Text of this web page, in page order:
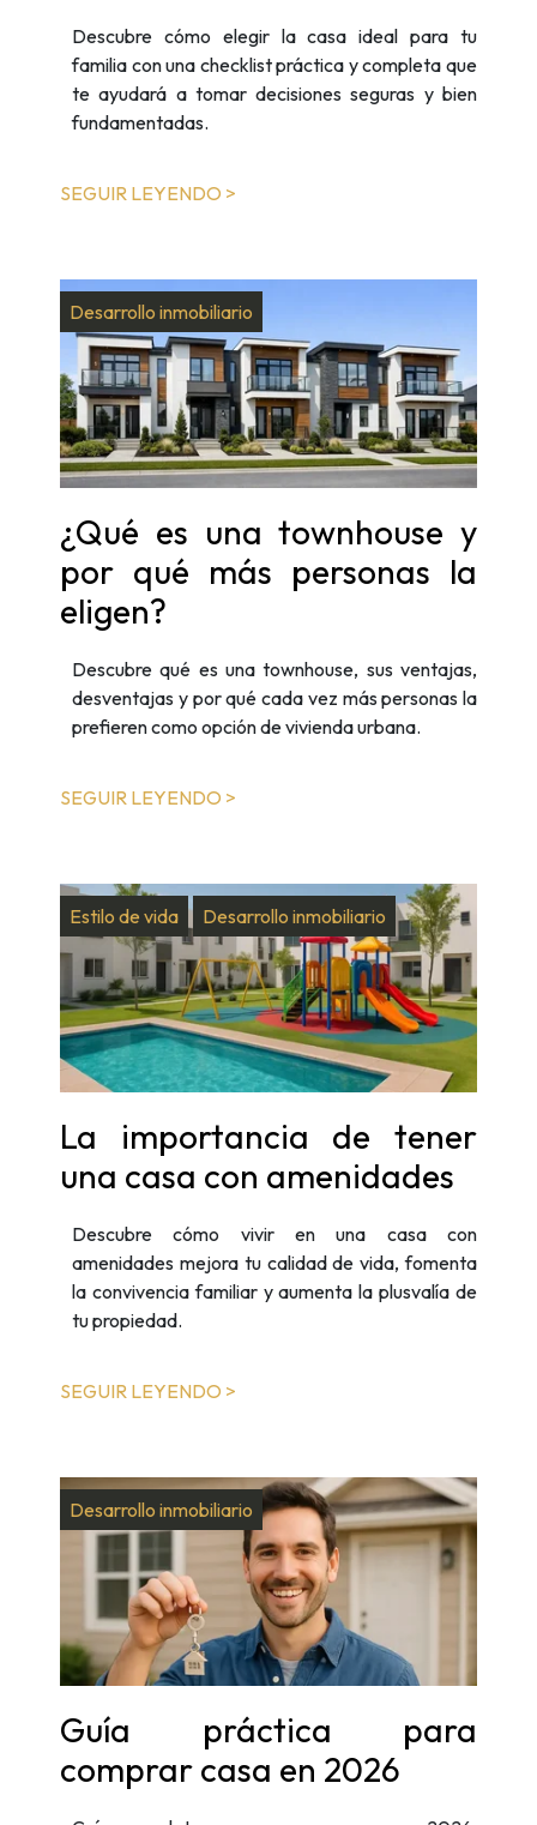
Descubre cómo elegir la casa ideal para tu
familia con una checklist práctica y completa que
te ayudará a tomar decisiones seguras y bien
fundamentadas.
SEGUIR LEYENDO >
Desarrollo inmobiliario
¿Qué es una townhouse y
por qué más personas la
eligen?
Descubre qué es una townhouse, sus ventajas,
desventajas y por qué cada vez más personas la
prefieren como opción de vivienda urbana.
SEGUIR LEYENDO >
Estilo de vida Desarrollo inmobiliario
La importancia de tener
una casa con amenidades
Descubre cómo vivir en una casa con
amenidades mejora tu calidad de vida, fomenta
la convivencia familiar y aumenta la plusvalía de
tu propiedad.
SEGUIR LEYENDO >
Desarrollo inmobiliario
Guía práctica para
comprar casa en 2026